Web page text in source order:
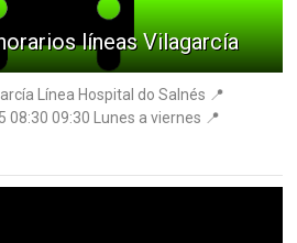
líneas Vilagarcía
Línea Hospital do Salnés 📍
09:30 Lunes a viernes 📍